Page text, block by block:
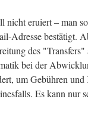
nicht eruiert – man
Adresse bestätigt.
des
bei der
um Gebühren
Es kann nur